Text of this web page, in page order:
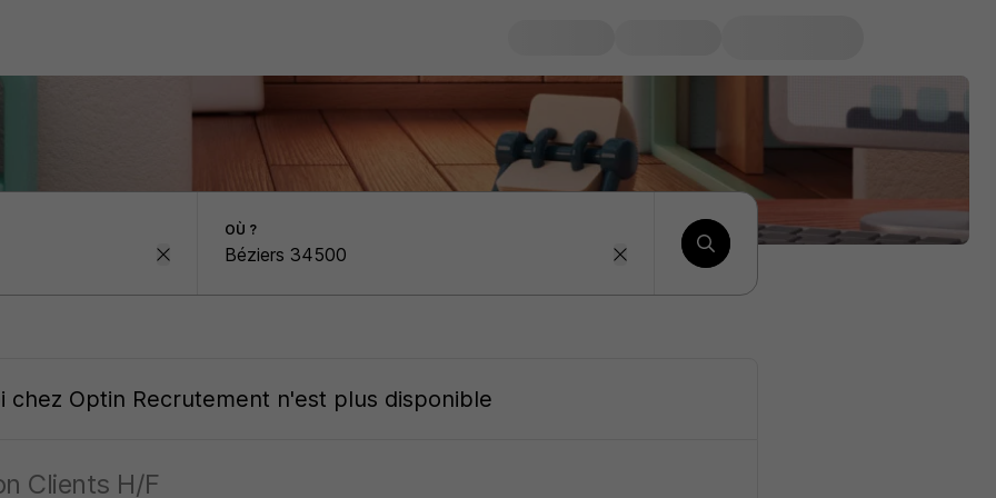
OÙ ?
chez Optin Recrutement n'est plus disponible
Clients H/F